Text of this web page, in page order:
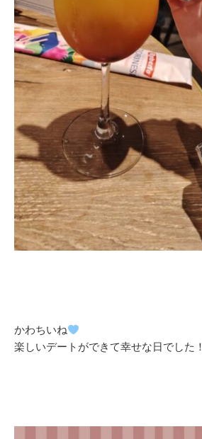
かわちいね
楽しいデートができて幸せな日でした！